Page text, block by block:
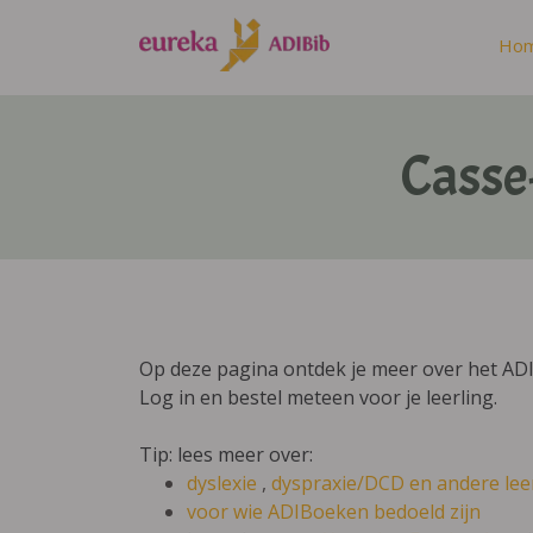
Op deze pagina ontdek je meer over het
Log in en bestel meteen voor je leerling.
Tip: lees meer over:
dyslexie , dyspraxie/DCD en andere
voor wie ADIBoeken bedoeld zijn